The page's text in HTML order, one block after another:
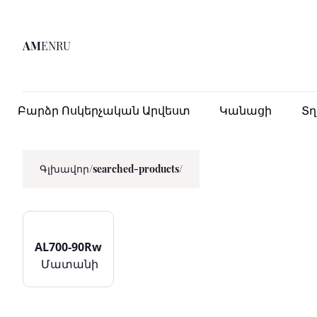
AMENRU
Բարձր Ոսկերչական Արվեստ Կանացի
Գլխավոր/searched-products/
AL700-90Rw
Մատանի